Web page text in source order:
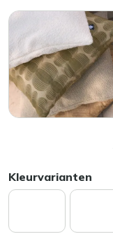
Kleurvarianten